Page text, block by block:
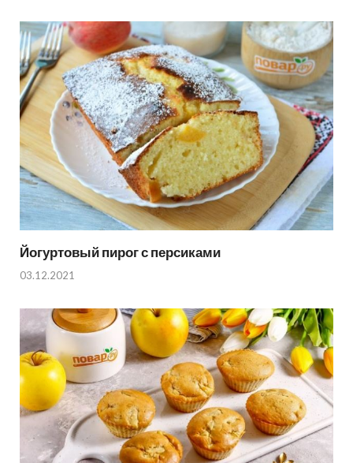
Йогуртовый пирог с персиками
03.12.2021